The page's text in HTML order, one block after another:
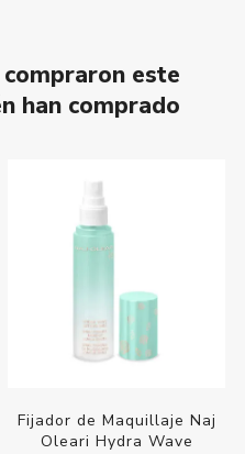
este
han comprado
Fijador de Maquillaje Naj
Oleari Hydra Wave